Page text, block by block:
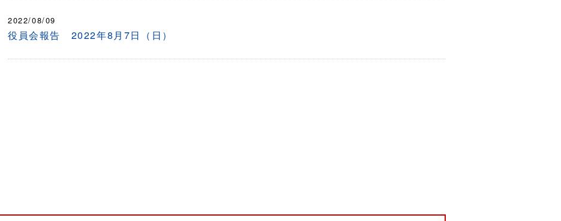
2022/08/09
役員会報告 2022年8月7日（日）